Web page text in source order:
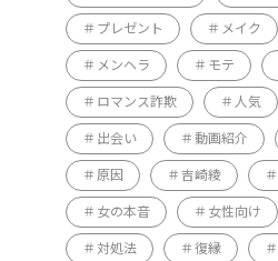
プレゼント メイク
メンヘラ モテ
ロマンス詐欺 人気
出会い 動画紹介
原因 吉崎綾
女の本音 女性向け
対処法 復縁